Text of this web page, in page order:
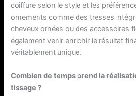
coiffure selon le style et les
ornements comme des tresses
cheveux ornées ou des accessoires
également venir enrichir le résultat
véritablement unique.
Combien de temps prend la
tissage ?